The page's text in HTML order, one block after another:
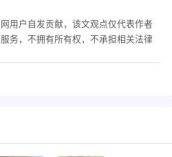
用户自发贡献，该文观点仅代表作者
务，不拥有所有权，不承担相关法律